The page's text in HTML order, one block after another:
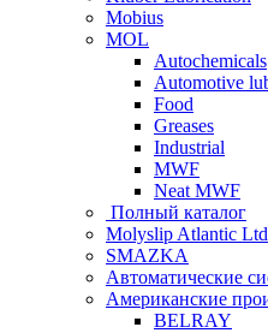
Mobius
MOL
Autochemicals
Automotive
Food
Greases
Industrial
MWF
Neat MWF
Полный каталог
Molyslip Atlantic Ltd
SMAZKA
Автоматические
Американские
BELRAY